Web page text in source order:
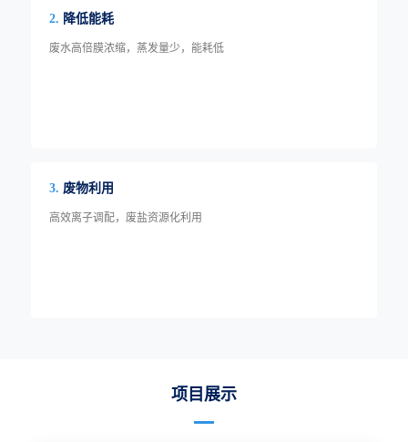
2. 降低能耗
废水高倍膜浓缩，蒸发量少，能耗低
3. 废物利用
高效离子调配，废盐资源化利用
项目展示